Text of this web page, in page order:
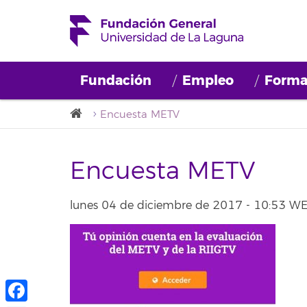
Fundación Empleo
Encuesta METV
Encuesta METV
lunes 04 de diciembre de 2017 - 10:53